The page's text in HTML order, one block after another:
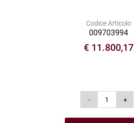
Codice Articolo
009703994
€ 11.800,17